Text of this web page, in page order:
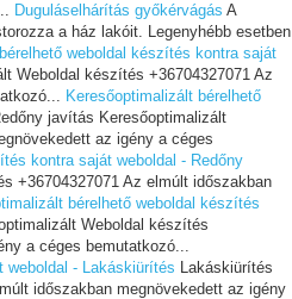
Duguláselhárítás győkérvágás A
a ház lakóit. Legenyhébb esetben
weboldal készítés kontra saját
Weboldal készítés +36704327071 Az
Keresőoptimalizált bérelhető
javítás Keresőoptimalizált
az igény a céges
kontra saját weboldal - Redőny
+36704327071 Az elmúlt időszakban
bérelhető weboldal készítés
Weboldal készítés
a céges bemutatkozó...
weboldal - Lakáskiürítés Lakáskiürítés
időszakban megnövekedett az igény